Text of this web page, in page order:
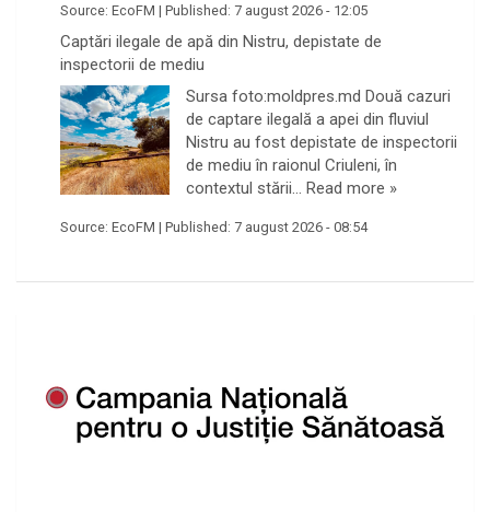
Source: EcoFM | Published: 7 august 2026 - 12:05
Captări ilegale de apă din Nistru, depistate de
inspectorii de mediu
Sursa foto:moldpres.md Două cazuri
de captare ilegală a apei din fluviul
Nistru au fost depistate de inspectorii
de mediu în raionul Criuleni, în
contextul stării… Read more »
Source: EcoFM | Published: 7 august 2026 - 08:54